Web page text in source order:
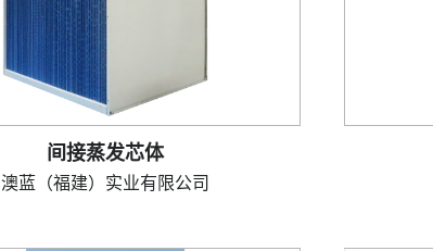
间接蒸发芯体
澳蓝（福建）实业有限公司